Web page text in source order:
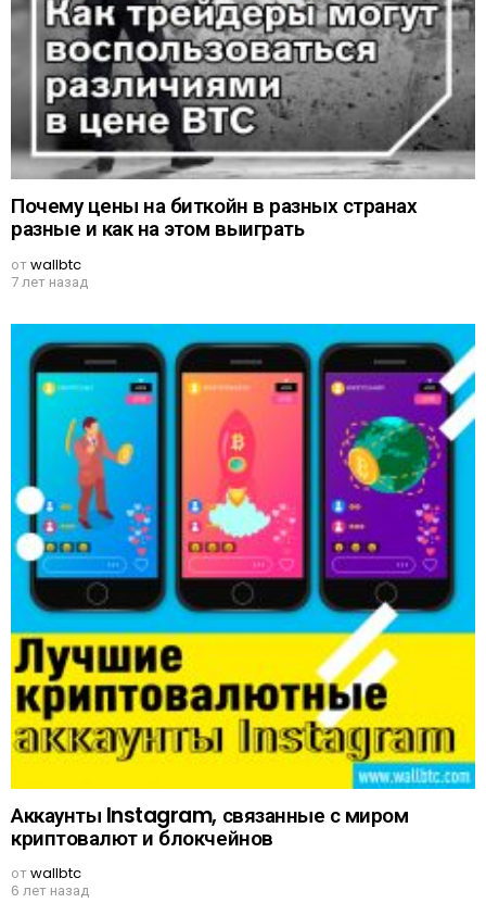
Почему цены на биткойн в разных странах
разные и как на этом выиграть
отwallbtc
7 лет назад
Аккаунты Instagram, связанные с миром
криптовалют и блокчейнов
отwallbtc
6 лет назад